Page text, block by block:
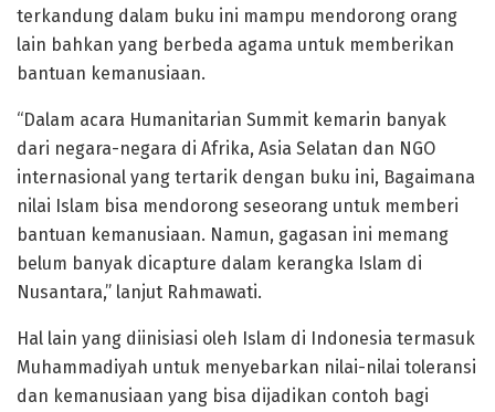
terkandung dalam buku ini mampu mendorong orang
lain bahkan yang berbeda agama untuk memberikan
bantuan kemanusiaan.
“Dalam acara Humanitarian Summit kemarin banyak
dari negara-negara di Afrika, Asia Selatan dan NGO
internasional yang tertarik dengan buku ini, Bagaimana
nilai Islam bisa mendorong seseorang untuk memberi
bantuan kemanusiaan. Namun, gagasan ini memang
belum banyak dicapture dalam kerangka Islam di
Nusantara,” lanjut Rahmawati.
Hal lain yang diinisiasi oleh Islam di Indonesia termasuk
Muhammadiyah untuk menyebarkan nilai-nilai toleransi
dan kemanusiaan yang bisa dijadikan contoh bagi